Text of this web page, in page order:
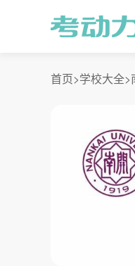
首页>学校大全>